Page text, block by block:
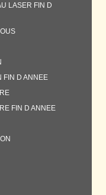
LASER FIN D
FIN D ANNEE
FIN D ANNEE